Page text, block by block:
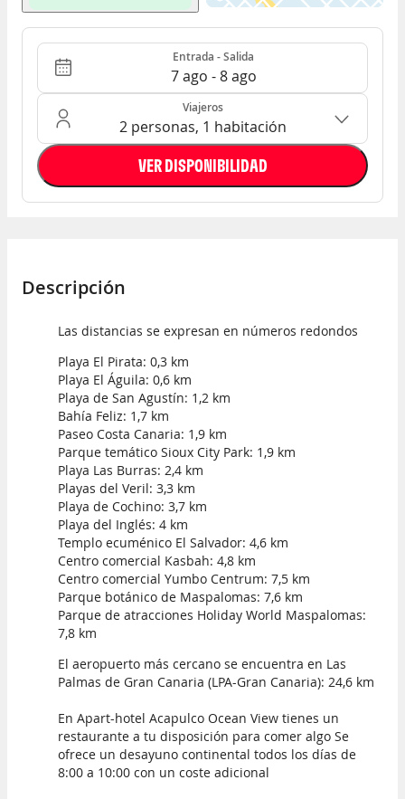
Entrada - Salida Entrada - Salida
7 ago - 8 ago
Ocupación: 2 personas, 1 habitación
Viajeros
2 personas, 1 habitación
VER DISPONIBILIDAD
Descripción
Las distancias se expresan en números redondos
Playa El Pirata: 0,3 km
Playa El Águila: 0,6 km
Playa de San Agustín: 1,2 km
Bahía Feliz: 1,7 km
Paseo Costa Canaria: 1,9 km
Parque temático Sioux City Park: 1,9 km
Playa Las Burras: 2,4 km
Playas del Veril: 3,3 km
Playa de Cochino: 3,7 km
Playa del Inglés: 4 km
Templo ecuménico El Salvador: 4,6 km
Centro comercial Kasbah: 4,8 km
Centro comercial Yumbo Centrum: 7,5 km
Parque botánico de Maspalomas: 7,6 km
Parque de atracciones Holiday World Maspalomas:
7,8 km
El aeropuerto más cercano se encuentra en Las
Palmas de Gran Canaria (LPA-Gran Canaria): 24,6 km
En Apart-hotel Acapulco Ocean View tienes un
restaurante a tu disposición para comer algo Se
ofrece un desayuno continental todos los días de
8:00 a 10:00 con un coste adicional